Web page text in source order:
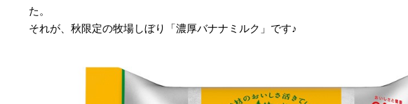
た。
それが、秋限定の牧場しぼり「濃厚バナナミルク」です♪